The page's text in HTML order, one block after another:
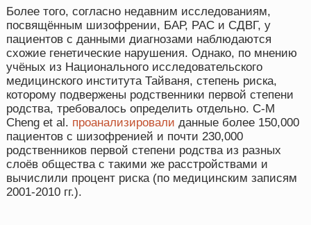
Более того, согласно недавним исследованиям,
посвящённым шизофрении, БАР, РАС и СДВГ, у
пациентов с данными диагнозами наблюдаются
схожие генетические нарушения. Однако, по мнению
учёных из Национального исследовательского
медицинского института Тайваня, степень риска,
которому подвержены родственники первой степени
родства, требовалось определить отдельно. C-M
Cheng et al. проанализировали данные более 150,000
пациентов с шизофренией и почти 230,000
родственников первой степени родства из разных
слоёв общества с такими же расстройствами и
вычислили процент риска (по медицинским записям
2001-2010 гг.).